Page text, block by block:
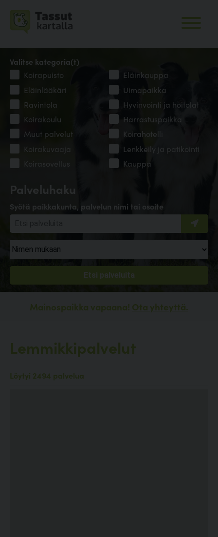
Palveluhaku
Syötä paikkakunta, palvelun nimi tai osoite
Valitse kategoria(t)
Koirapuisto
Eläinkauppa
Eläinlääkäri
Uimapaikka
Ravintola
Hyvinvointi ja hoitolat
Koirakoulu
Harrastuspaikka
Muut palvelut
Koirahotelli
Koirakuvaaja
Lenkkeily ja patikointi
Koirasovellus
Kauppa
Mainospaikka vapaana! Ota yhteyttä.
Lemmikkipalvelut
Löytyi 2494 palvelua